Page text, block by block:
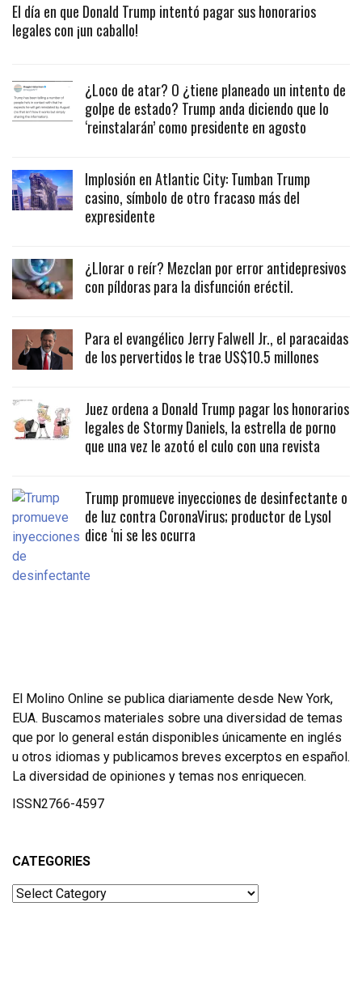
El día en que Donald Trump intentó pagar sus honorarios
legales con ¡un caballo!
¿Loco de atar? O ¿tiene planeado un intento de
golpe de estado? Trump anda diciendo que lo
‘reinstalarán’ como presidente en agosto
Implosión en Atlantic City: Tumban Trump
casino, símbolo de otro fracaso más del
expresidente
¿Llorar o reír? Mezclan por error antidepresivos
con píldoras para la disfunción eréctil.
Para el evangélico Jerry Falwell Jr., el paracaidas
de los pervertidos le trae US$10.5 millones
Juez ordena a Donald Trump pagar los honorarios
legales de Stormy Daniels, la estrella de porno
que una vez le azotó el culo con una revista
Trump promueve inyecciones de desinfectante o
de luz contra CoronaVirus; productor de Lysol
dice ‘ni se les ocurra
El Molino Online se publica diariamente desde New York,
EUA. Buscamos materiales sobre una diversidad de temas
que por lo general están disponibles únicamente en inglés
u otros idiomas y publicamos breves excerptos en español.
La diversidad de opiniones y temas nos enriquecen.
ISSN2766-4597
CATEGORIES
Categories